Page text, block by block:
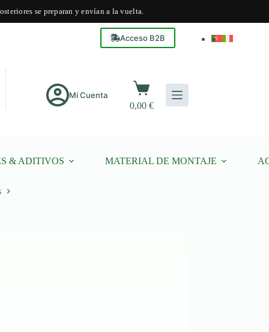
se preparan y envían a la vuelta.
Acceso B2B
Mi Cuenta
Carro
de
compra
0,00 €
& ADITIVOS MATERIAL DE MONTAJE